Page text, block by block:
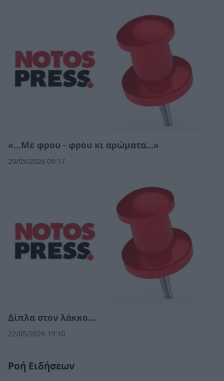
«…Με φρου - φρου κι αρώματα…»
29/05/2026 09:17
Δίπλα στον λάκκο…
22/05/2026 19:10
Ροή Ειδήσεων